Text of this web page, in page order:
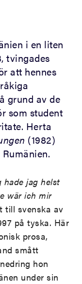
i en liten
tvingades
att hennes
grund av de
som student
Herta
(1982)
hade jag helst
wär ich mir
till svenska av
på tyska. Här
prosa,
smått
hon
under sin